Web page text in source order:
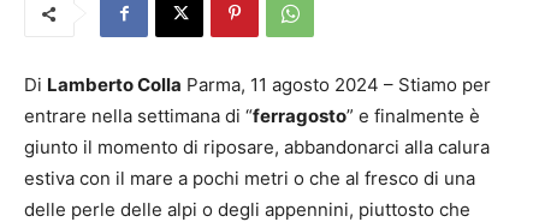
Di Lamberto Colla Parma, 11 agosto 2024 – Stiamo per
entrare nella settimana di “ferragosto” e finalmente è
giunto il momento di riposare, abbandonarci alla calura
estiva con il mare a pochi metri o che al fresco di una
delle perle delle alpi o degli appennini, piuttosto che